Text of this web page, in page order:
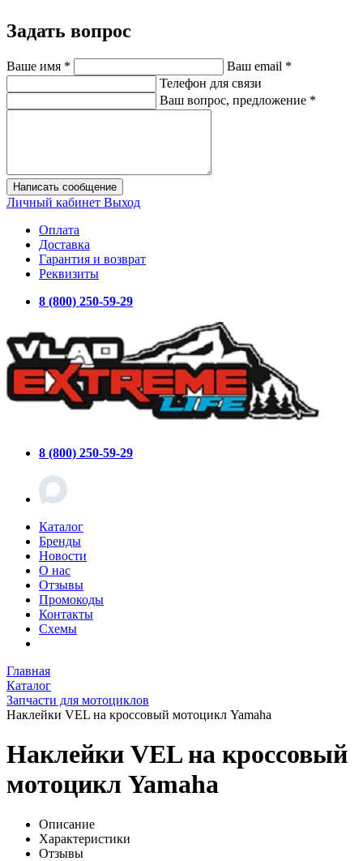
Задать вопрос
Ваше имя * Ваш email *
Телефон для связи
Ваш вопрос, предложение *
Написать сообщение
Личный кабинет Выход
Оплата
Доставка
Гарантия и возврат
Реквизиты
8 (800) 250-59-29
8 (800) 250-59-29
Каталог
Бренды
Новости
О нас
Отзывы
Промокоды
Контакты
Схемы
Главная
Каталог
Запчасти для мотоциклов
Наклейки VEL на кроссовый мотоцикл Yamaha
Наклейки VEL на кроссовый
мотоцикл Yamaha
Описание
Характеристики
Отзывы